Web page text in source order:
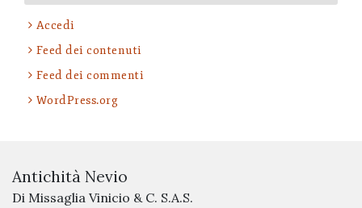
Accedi
Feed dei contenuti
Feed dei commenti
WordPress.org
Antichità Nevio
Di Missaglia Vinicio & C. S.A.S.